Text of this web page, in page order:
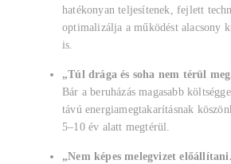
hatékonyan teljesítenek, fejlett
optimalizálja a működést alacsony
is.
„Túl drága és soha nem térül
Bár a beruházás magasabb
távú energiamegtakarításnak
5–10 év alatt megtérül.
„Nem képes melegvizet